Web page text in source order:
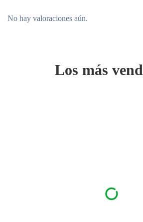
No hay valoraciones aún.
Los más